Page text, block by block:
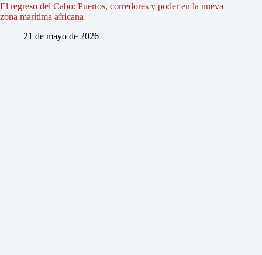
El regreso del Cabo: Puertos, corredores y poder en la nueva
zona marítima africana
21 de mayo de 2026